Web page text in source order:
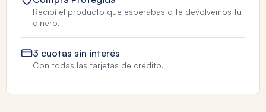
Recibí el producto que esperabas o te devolvemos tu
dinero.
3 cuotas sin interés
Con todas las tarjetas de crédito.